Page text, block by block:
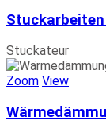
Stuckateur
Zoom View